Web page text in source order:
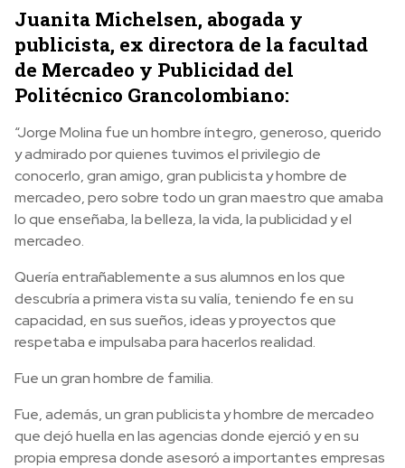
Juanita Michelsen, abogada y
publicista, ex directora de la facultad
de Mercadeo y Publicidad del
Politécnico Grancolombiano:
“Jorge Molina fue un hombre íntegro, generoso, querido
y admirado por quienes tuvimos el privilegio de
conocerlo, gran amigo, gran publicista y hombre de
mercadeo, pero sobre todo un gran maestro que amaba
lo que enseñaba, la belleza, la vida, la publicidad y el
mercadeo.
Quería entrañablemente a sus alumnos en los que
descubría a primera vista su valía, teniendo fe en su
capacidad, en sus sueños, ideas y proyectos que
respetaba e impulsaba para hacerlos realidad.
Fue un gran hombre de familia.
Fue, además, un gran publicista y hombre de mercadeo
que dejó huella en las agencias donde ejerció y en su
propia empresa donde asesoró a importantes empresas